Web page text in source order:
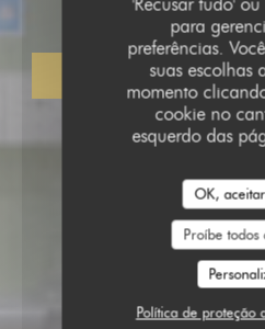
para
preferências.
suas escolhas
momento
cookie no
esquerdo das
OK,
Proíbe todos
Política de proteção
RESERVAR